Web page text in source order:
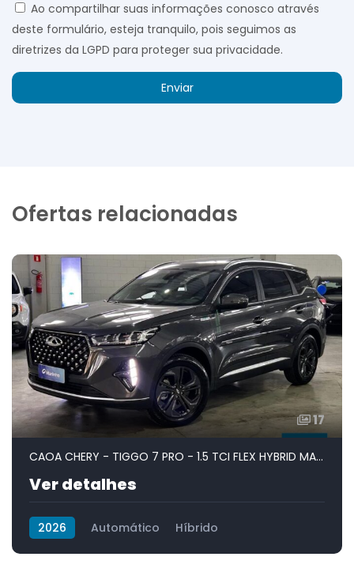
Ao compartilhar suas informações conosco através
deste formulário, esteja tranquilo, pois seguimos as
diretrizes da LGPD para proteger sua privacidade.
Enviar
Ofertas relacionadas
17
CAOA CHERY - TIGGO 7 PRO - 1.5 TCI FLEX HYBRID MAX DRIVE CVT
Ver detalhes
2026 Automático Híbrido